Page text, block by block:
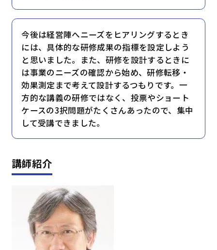
今後は経営陣へニーズをヒアリングするとき
には、具体的な研修成果の指標を設定しよう
と思いました。また、研修を設計するときに
は事業のニーズの確認から始め、研修転移・
効果測定まで考えて設計するつもりです。一
方的な講義の研修ではなく、投票やショート
ケースの3択問題がたくさんあったので、集中
して受講できました。
講師紹介